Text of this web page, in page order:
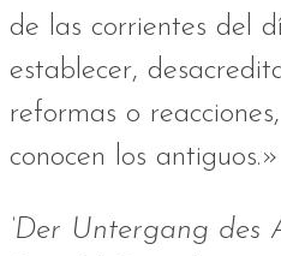
de las corrientes del
establecer,
reformas o
conocen los antiguos.»
‘Der Untergang des